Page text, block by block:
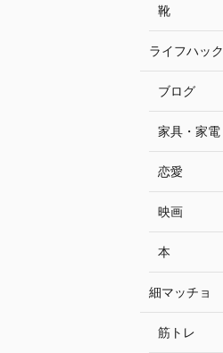
靴
ライフハック
ブログ
家具・家電
恋愛
映画
本
細マッチョ
筋トレ